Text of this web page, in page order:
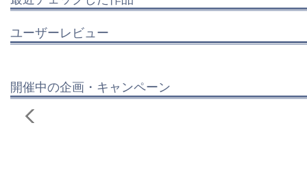
ユーザーレビュー
開催中の企画・キャンペーン